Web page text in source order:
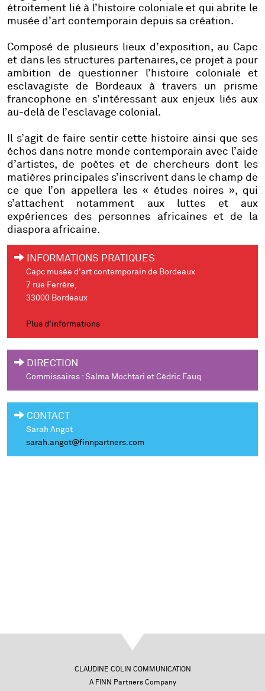
étroitement lié à l’histoire coloniale et qui abrite le
musée d’art contemporain depuis sa création.
Composé de plusieurs lieux d’exposition, au Capc
et dans les structures partenaires, ce projet a pour
ambition de questionner l’histoire coloniale et
esclavagiste de Bordeaux à travers un prisme
francophone en s’intéressant aux enjeux liés aux
au-delà de l’esclavage colonial.
Il s’agit de faire sentir cette histoire ainsi que ses
échos dans notre monde contemporain avec l’aide
d’artistes, de poètes et de chercheurs dont les
matières principales s’inscrivent dans le champ de
ce que l’on appellera les « études noires », qui
s’attachent notamment aux luttes et aux
expériences des personnes africaines et de la
diaspora africaine.
INFORMATIONS PRATIQUES
Capc musée d'art contemporain de Bordeaux
7 rue Ferrère,
33000 Bordeaux
Plus d'informations
DIRECTION
Commissaires : Salma Mochtari et Cédric Fauq
CONTACT
Sarah Angot
sarah.angot@finnpartners.com
CLAUDINE COLIN COMMUNICATION
A FINN Partners Company